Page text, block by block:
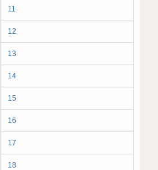
11
12
13
14
15
16
17
18